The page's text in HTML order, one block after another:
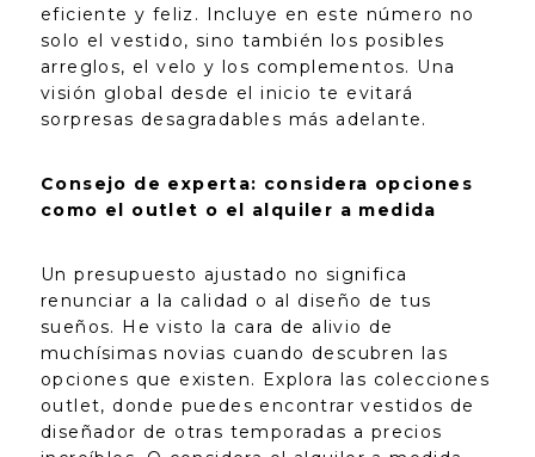
eficiente y feliz. Incluye en este número no
solo el vestido, sino también los posibles
arreglos, el velo y los complementos. Una
visión global desde el inicio te evitará
sorpresas desagradables más adelante.
Consejo de experta: considera opciones
como el outlet o el alquiler a medida
Un presupuesto ajustado no significa
renunciar a la calidad o al diseño de tus
sueños. He visto la cara de alivio de
muchísimas novias cuando descubren las
opciones que existen. Explora las colecciones
outlet, donde puedes encontrar vestidos de
diseñador de otras temporadas a precios